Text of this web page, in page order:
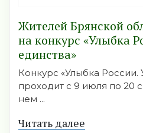
Жителей Брянской
на конкурс «Улыбка
единства»
Конкурс «Улыбка России.
проходит с 9 июля по 20
нем ...
Читать далее